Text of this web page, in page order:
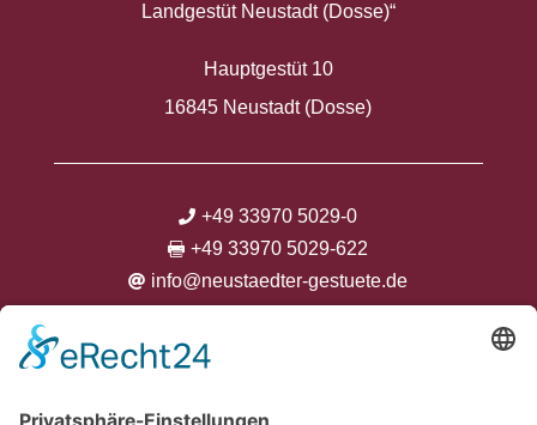
Landgestüt Neustadt (Dosse)“
Hauptgestüt 10
16845 Neustadt (Dosse)
 +49 33970 5029-0
 +49 33970 5029-622
 info@neustaedter-gestuete.de
